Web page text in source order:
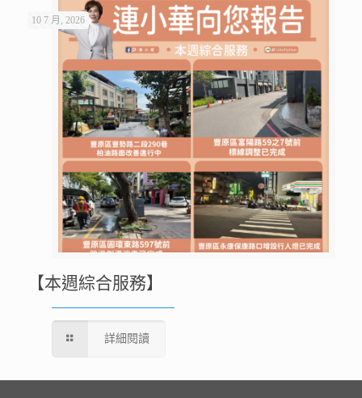
10 7 月, 2026
【本週綜合服務】
詳細閱讀